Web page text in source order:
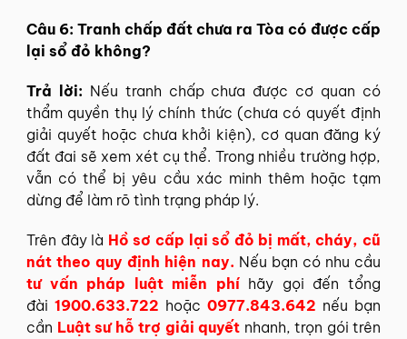
Câu 6: Tranh chấp đất chưa ra Tòa có được cấp
lại sổ đỏ không?
Trả lời: Nếu tranh chấp chưa được cơ quan có
thẩm quyền thụ lý chính thức (chưa có quyết định
giải quyết hoặc chưa khởi kiện), cơ quan đăng ký
đất đai sẽ xem xét cụ thể. Trong nhiều trường hợp,
vẫn có thể bị yêu cầu xác minh thêm hoặc tạm
dừng để làm rõ tình trạng pháp lý.
Trên đây là Hồ sơ cấp lại sổ đỏ bị mất, cháy, cũ
nát theo quy định hiện nay. Nếu bạn có nhu cầu
tư vấn pháp luật miễn phí hãy gọi đến tổng
đài 1900.633.722 hoặc 0977.843.642 nếu bạn
cần Luật sư hỗ trợ giải quyết nhanh, trọn gói trên